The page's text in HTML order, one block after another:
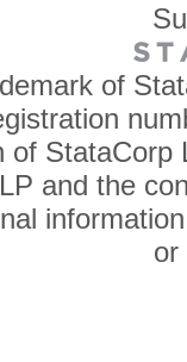
of
of
and the
or